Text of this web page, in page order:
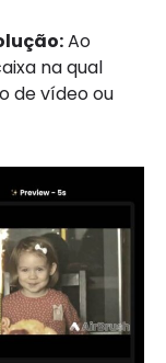
Ao
na qual
de vídeo ou